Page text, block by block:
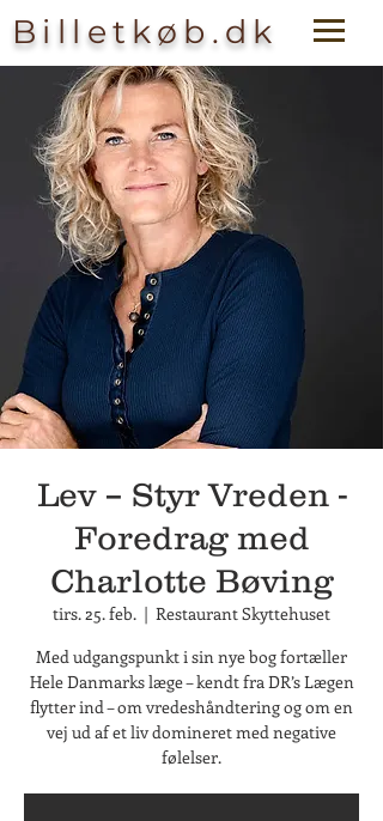
Billetkøb.dk
Lev – Styr Vreden -
Foredrag med
Charlotte Bøving
tirs. 25. feb.
  |
Restaurant Skyttehuset
Med udgangspunkt i sin nye bog fortæller
Hele Danmarks læge – kendt fra DR’s Lægen
flytter ind – om vredeshåndtering og om en
vej ud af et liv domineret med negative
følelser.